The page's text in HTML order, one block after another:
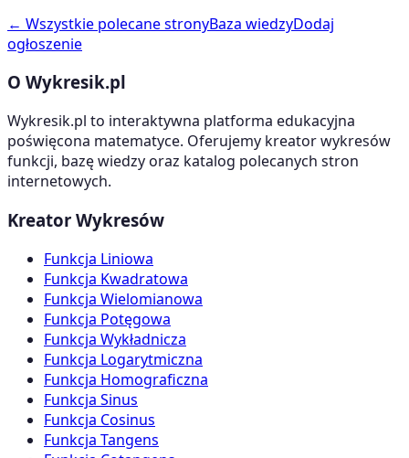
← Wszystkie polecane stronyBaza wiedzyDodaj
ogłoszenie
O Wykresik.pl
Wykresik.pl to interaktywna platforma edukacyjna
poświęcona matematyce. Oferujemy kreator wykresów
funkcji, bazę wiedzy oraz katalog polecanych stron
internetowych.
Kreator Wykresów
Funkcja Liniowa
Funkcja Kwadratowa
Funkcja Wielomianowa
Funkcja Potęgowa
Funkcja Wykładnicza
Funkcja Logarytmiczna
Funkcja Homograficzna
Funkcja Sinus
Funkcja Cosinus
Funkcja Tangens